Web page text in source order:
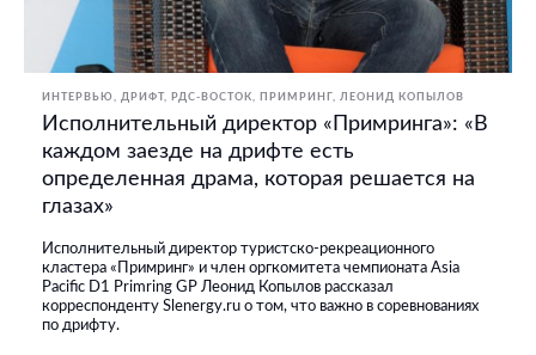
ИНТЕРВЬЮ ДРИФТ РДС-ВОСТОК ПРИМРИНГ ЛЕОНИД КОПЫЛОВ
Исполнительный директор «Примринга»: «В
каждом заезде на дрифте есть
определенная драма, которая решается на
глазах»
Исполнительный директор туристско-рекреационного
кластера «Примринг» и член оргкомитета чемпионата Asia
Pacific D1 Primring GP Леонид Копылов рассказал
корреспонденту Slenergy.ru о том, что важно в соревнованиях
по дрифту.